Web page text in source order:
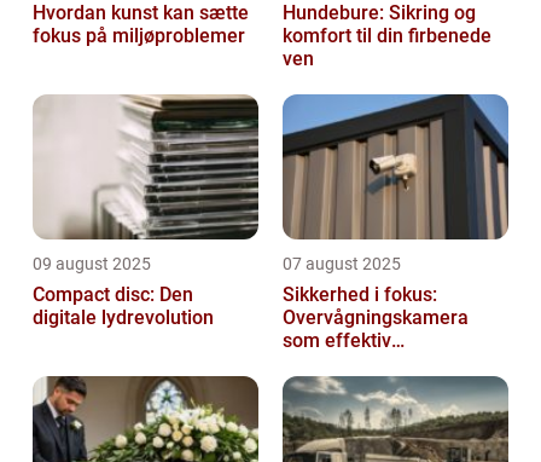
Hvordan kunst kan sætte
fokus på miljøproblemer
Hundebure: Sikring og
komfort til din firbenede
ven
09 august 2025
Compact disc: Den
digitale lydrevolution
07 august 2025
Sikkerhed i fokus:
Overvågningskamera
som effektiv